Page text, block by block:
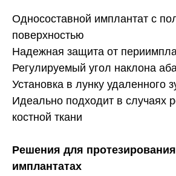
Односоставной имплантат с
поверхностью
Надежная защита от
Регулируемый угол наклона
Установка в лунку удаленного
Идеально подходит в случаях
костной ткани
Решения для
имплантатах